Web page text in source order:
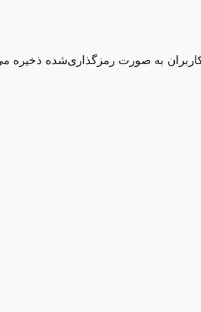
به صورت رمزگذاری‌شده ذخیره